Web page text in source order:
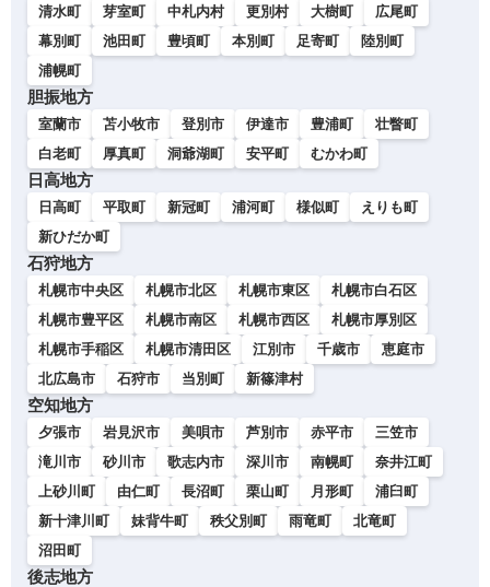
清水町
芽室町 中札内村 更別村 大樹町
広尾町
幕別町
池田町 豊頃町 本別町 足寄町
陸別町
浦幌町
胆振地方
室蘭市 苫小牧市 登別市 伊達市 豊浦町
壮瞥町
白老町
厚真町 洞爺湖町 安平町 むかわ町
日高地方
日高町 平取町 新冠町 浦河町 様似町
えりも町
新ひだか町
石狩地方
札幌市中央区 札幌市北区 札幌市東区
札幌市白石区
札幌市豊平区
札幌市南区 札幌市西区
札幌市厚別区
札幌市手稲区
札幌市清田区 江別市 千歳市
恵庭市
北広島市
石狩市 当別町 新篠津村
空知地方
夕張市 岩見沢市 美唄市 芦別市 赤平市
三笠市
滝川市
砂川市 歌志内市 深川市 南幌町
奈井江町
上砂川町
由仁町 長沼町 栗山町 月形町
浦臼町
新十津川町
妹背牛町 秩父別町 雨竜町
北竜町
沼田町
後志地方